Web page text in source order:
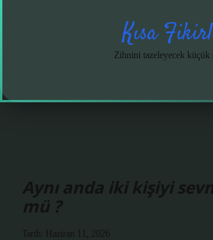
Kısa
Zihnini tazeleyecek küçük
Aynı anda iki kişiyi
mü ?
Tarih: Haziran 11, 2026